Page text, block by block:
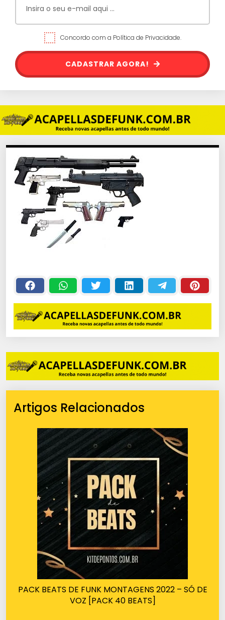
Concordo com a Política de Privacidade.
CADASTRAR AGORA!
Artigos Relacionados
PACK BEATS DE FUNK MONTAGENS 2022 – SÓ DE
VOZ [PACK 40 BEATS]